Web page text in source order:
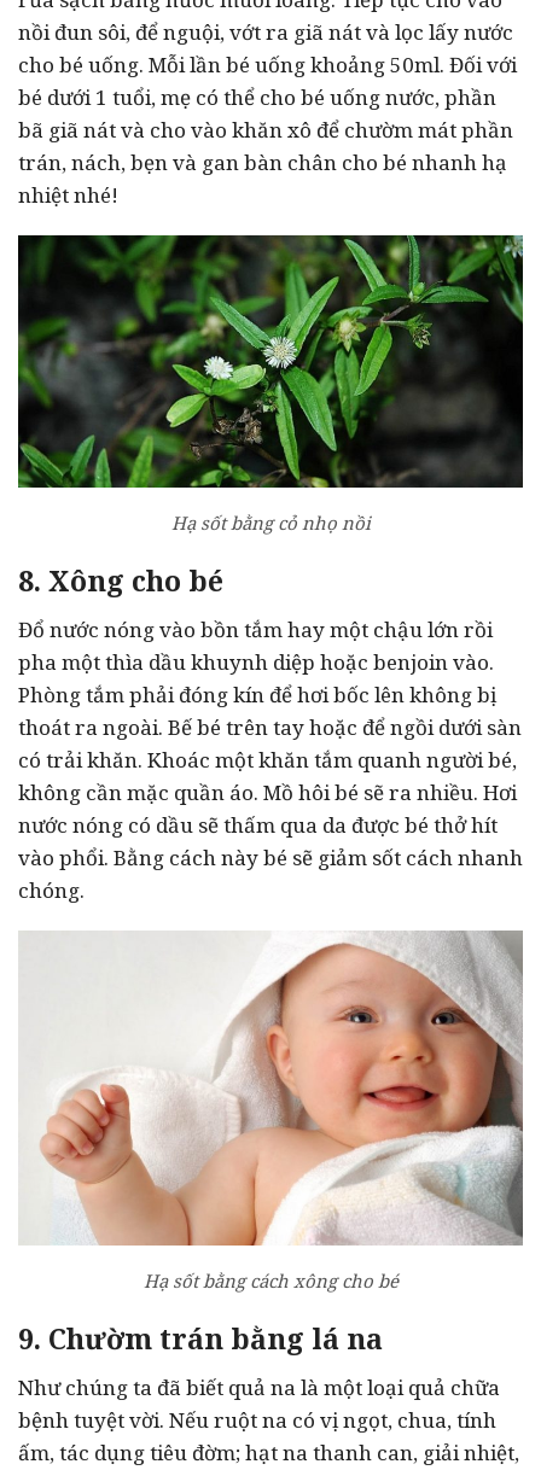
nồi đun sôi, để nguội, vớt ra giã nát và lọc lấy nước
cho bé uống. Mỗi lần bé uống khoảng 50ml. Đối với
bé dưới 1 tuổi, mẹ có thể cho bé uống nước, phần
bã giã nát và cho vào khăn xô để chườm mát phần
trán, nách, bẹn và gan bàn chân cho bé nhanh hạ
nhiệt nhé!
Hạ sốt bằng cỏ nhọ nồi
8. Xông cho bé
Đổ nước nóng vào bồn tắm hay một chậu lớn rồi
pha một thìa dầu khuynh diệp hoặc benjoin vào.
Phòng tắm phải đóng kín để hơi bốc lên không bị
thoát ra ngoài. Bế bé trên tay hoặc để ngồi dưới sàn
có trải khăn. Khoác một khăn tắm quanh người bé,
không cần mặc quần áo. Mồ hôi bé sẽ ra nhiều. Hơi
nước nóng có dầu sẽ thấm qua da được bé thở hít
vào phổi. Bằng cách này bé sẽ giảm sốt cách nhanh
chóng.
Hạ sốt bằng cách xông cho bé
9. Chườm trán bằng lá na
Như chúng ta đã biết quả na là một loại quả chữa
bệnh tuyệt vời. Nếu ruột na có vị ngọt, chua, tính
ấm, tác dụng tiêu đờm; hạt na thanh can, giải nhiệt,